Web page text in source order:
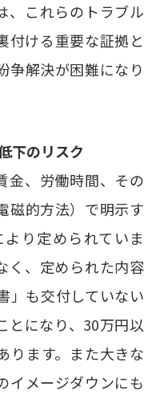
、これらのトラブル
付ける重要な証拠と
争解決が困難になり
下のリスク
金、労働時間、その
磁的方法）で明示す
り定められていま
く、定められた内容
」も交付していない
とになり、30万円以
ります。また大きな
イメージダウンにも